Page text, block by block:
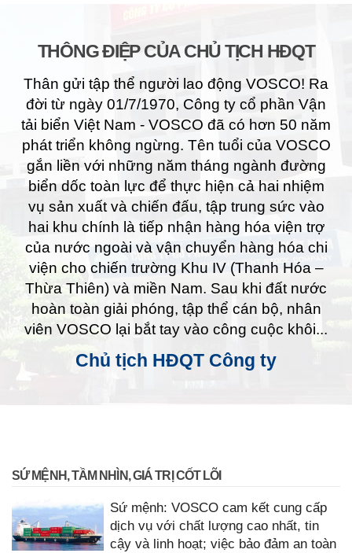
THÔNG ĐIỆP CỦA CHỦ TỊCH HĐQT
Thân gửi tập thể người lao động VOSCO! Ra
đời từ ngày 01/7/1970, Công ty cổ phần Vận
tải biển Việt Nam - VOSCO đã có hơn 50 năm
phát triển không ngừng. Tên tuổi của VOSCO
gắn liền với những năm tháng ngành đường
biển dốc toàn lực để thực hiện cả hai nhiệm
vụ sản xuất và chiến đấu, tập trung sức vào
hai khu chính là tiếp nhận hàng hóa viện trợ
của nước ngoài và vận chuyển hàng hóa chi
viện cho chiến trường Khu IV (Thanh Hóa –
Thừa Thiên) và miền Nam. Sau khi đất nước
hoàn toàn giải phóng, tập thể cán bộ, nhân
viên VOSCO lại bắt tay vào công cuộc khôi...
Chủ tịch HĐQT Công ty
SỨ MỆNH, TẦM NHÌN, GIÁ TRỊ CỐT LÕI
Sứ mệnh: VOSCO cam kết cung cấp
dịch vụ với chất lượng cao nhất, tin
cậy và linh hoạt; việc bảo đảm an toàn